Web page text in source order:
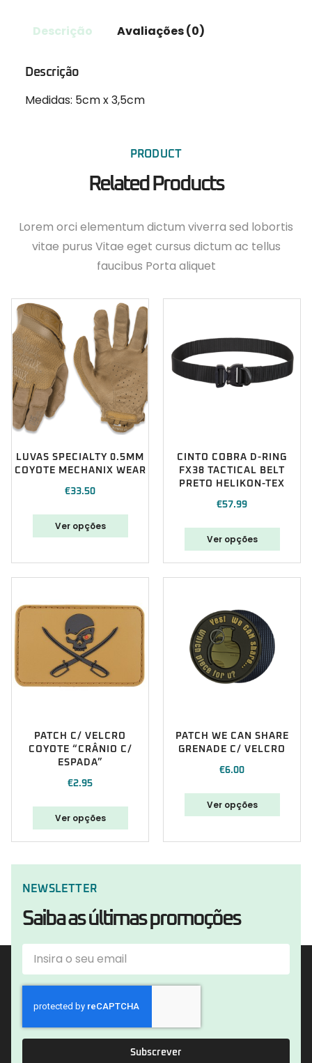
Descrição Avaliações (0)
Descrição
Medidas: 5cm x 3,5cm
PRODUCT
Related Products
Lorem orci elementum dictum viverra sed lobortis
vitae purus Vitae eget cursus dictum ac tellus
faucibus Porta aliquet
LUVAS SPECIALTY 0.5MM
COYOTE MECHANIX WEAR
€33.50
Ver opções
CINTO COBRA D-RING
FX38 TACTICAL BELT
PRETO HELIKON-TEX
€57.99
Ver opções
PATCH C/ VELCRO
COYOTE “CRÂNIO C/
ESPADA”
€2.95
Ver opções
PATCH WE CAN SHARE
GRENADE C/ VELCRO
€6.00
Ver opções
NEWSLETTER
Saiba as últimas promoções
Subscrever